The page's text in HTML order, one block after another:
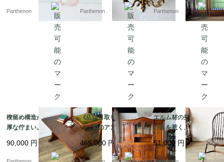
Parthenon Parthenon
ドアセット【03433】
Parthenon
楔留め構造が映える重
厚な佇まい。力強いオ
ークの木目を楽しむコ
ーヒーテーブル【t32
0】
90,000 円
《店頭引取り限定》ロ
ココ調のアンティーク
風大型キャビネット。
空間を圧倒的な気品で
彩るガラス扉付きのカ
465,000 円
エルム材の美しい木目
が目を惹く、温かみあ
る空間を演出するヴィ
ンテージ調の木製ウィ
ンザーチェア【c349】
51,000 円